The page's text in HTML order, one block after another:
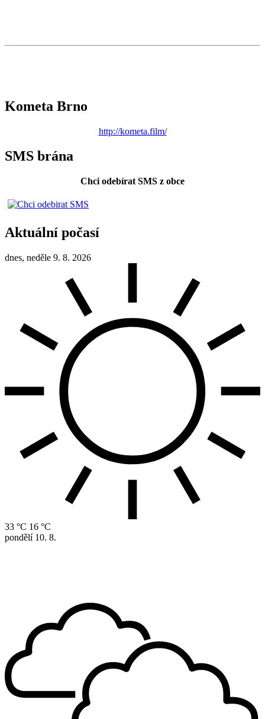
Kometa Brno
http://kometa.film/
SMS brána
Chci odebírat SMS z obce
Aktuální počasí
dnes, neděle 9. 8. 2026
33 °C 16 °C
pondělí 10. 8.